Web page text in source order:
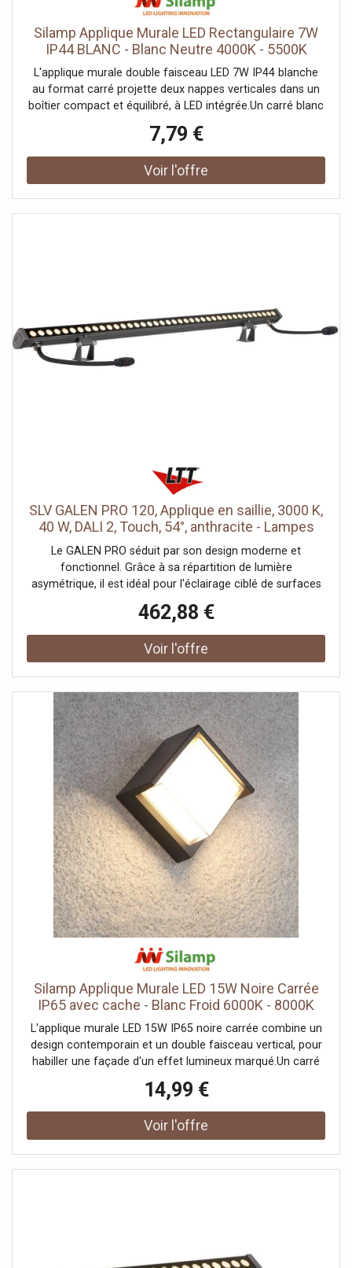
Silamp Applique Murale LED Rectangulaire 7W
IP44 BLANC - Blanc Neutre 4000K - 5500K
L'applique murale double faisceau LED 7W IP44 blanche
au format carré projette deux nappes verticales dans un
boîtier compact et équilibré, à LED intégrée.Un carré blanc
proportions carrées, envoie la lumière vers le haut et le
bas en deux faisceaux symétriques. Sa forme ramassée
et pleine s'accroche bien à hauteur de regard. Il rejoint
notre gamme d'appliques murales blanches.600 lumens
tableau avant l'intervention.Garantie longue et
consommationSobre, il anime un mur à faible coût toute
la soirée. Sa garantie de 5 ans dépasse la moyenne et
rassure sur la durée. Prévu pour environ 25 000 heures, sa
ans.
7,79 €
SLV GALEN PRO 120, Applique en saillie, 3000 K,
40 W, DALI 2, Touch, 54°, anthracite - Lampes
sur pied, murales et de plafond (extérieur)
Le GALEN PRO séduit par son design moderne et
fonctionnel. Grâce à sa répartition de lumière
asymétrique, il est idéal pour l'éclairage ciblé de surfaces
d'affiches et surfaces publicitaires. Ce luminaire est équipé
d'un connecteur à 5 pôles et protection cIP68, qui permet
une installation sûre et rapide en extérieur. Disponible en
deux longueurs (60 cm et 120 cm), toutes deux avec
dans la conception et le pilotage de solutions d'éclairage
sophistiquées pour les applications extérieures
commerciales ou privées.Données techniques: Nom du
produit: GALEN Pro 120, Couleur: anthracite, Matière:
aluminium, Puissance en watts: 40 W, Flux lumineux: 5150
lm, Température de couleur: 3000 Kelvin, Angle optique:
54 °, IRC: 80, Variable: Oui, Technologie de variation de
l’éclairage: DALI 2, Code IP: IP65, Montage: En saillie,
Forme: cylindrique, Largeur: 120 cm, Hauteur: 6.2 cm,
Profondeur: 11.1 cm, Plage d’inclinaison verticale: 180 °,
Indice de résistance aux chocs: IK06, Résistance aux
chocs: 1 joule, Tension nominale primaire: 220-240V
~0/50/60 Hz, Courant / tension secondaire: 335 mA,
Température ambiante: -25 - 45 °C, Poids net: 2.69 kg,
Consommation pondérée: 40 kWh/1.000h, Durée de vie:
50000 h, Nombre de luminaires sur LS B16A: 17 St.,
Hauteur du courant d'appel: 31 A, Durée du courant
d'appel: 262 μs, Température sur le verre (émission
lumineuse): 58 °C, Classe de risque: 1
462,88 €
Silamp Applique Murale LED 15W Noire Carrée
IP65 avec cache - Blanc Froid 6000K - 8000K
L'applique murale LED 15W IP65 noire carrée combine un
design contemporain et un double faisceau vertical, pour
habiller une façade d'un effet lumineux marqué.Un carré
cache dirige la lumière vers le haut et vers le bas, créant
deux nappes lumineuses le long du mur. Cet effet
graphique, très prisé en façade contemporaine,
s'accompagne d'une finition noire qui tranche sur les murs
exposéSon IP65 la protège intégralement de la poussière
14,99 €